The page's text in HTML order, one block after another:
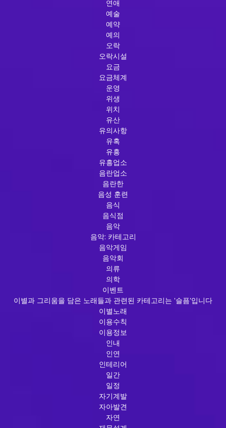
연애
예술
예약
예의
오락
오락시설
요금
요금체계
운영
위생
위치
유산
유의사항
유혹
유흥
유흥업소
음란업소
음란한
음성 훈련
음식
음식점
음악
음악: 카테고리
음악게임
음악회
의류
의학
이벤트
이별과 그리움을 담은 노래들과 관련된 카테고리는 '슬픔'입니다
이별노래
이용수칙
이용정보
인내
인연
인테리어
일간
일정
자기계발
자아발견
자연